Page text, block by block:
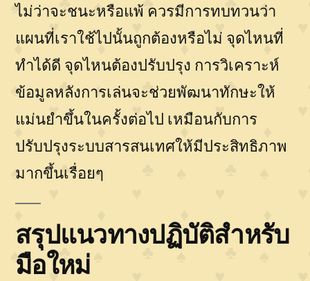
ไม่ว่าจะชนะหรือแพ้ ควรมีการทบทวนว่า
แผนที่เราใช้ไปนั้นถูกต้องหรือไม่ จุดไหนที่
ทำได้ดี จุดไหนต้องปรับปรุง การวิเคราะห์
ข้อมูลหลังการเล่นจะช่วยพัฒนาทักษะให้
แม่นยำขึ้นในครั้งต่อไป เหมือนกับการ
ปรับปรุงระบบสารสนเทศให้มีประสิทธิภาพ
มากขึ้นเรื่อยๆ
สรุปแนวทางปฏิบัติสำหรับ
มือใหม่